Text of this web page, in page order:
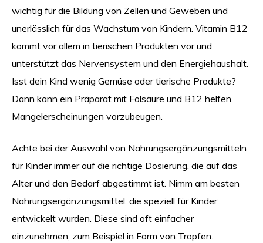
wichtig für die Bildung von Zellen und Geweben und
unerlässlich für das Wachstum von Kindern. Vitamin B12
kommt vor allem in tierischen Produkten vor und
unterstützt das Nervensystem und den Energiehaushalt.
Isst dein Kind wenig Gemüse oder tierische Produkte?
Dann kann ein Präparat mit Folsäure und B12 helfen,
Mangelerscheinungen vorzubeugen.
Achte bei der Auswahl von Nahrungsergänzungsmitteln
für Kinder immer auf die richtige Dosierung, die auf das
Alter und den Bedarf abgestimmt ist. Nimm am besten
Nahrungsergänzungsmittel, die speziell für Kinder
entwickelt wurden. Diese sind oft einfacher
einzunehmen, zum Beispiel in Form von Tropfen.